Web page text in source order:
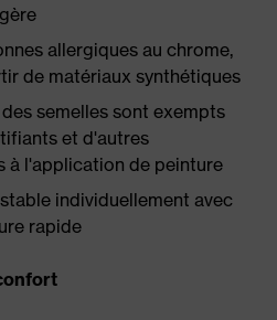
allergiques au chrome,
de matériaux synthétiques
semelles sont exempts
et d'autres
à l'application de peinture
individuellement avec
rapide